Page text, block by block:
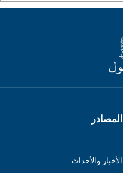
المصادر
الأخبار والأحداث